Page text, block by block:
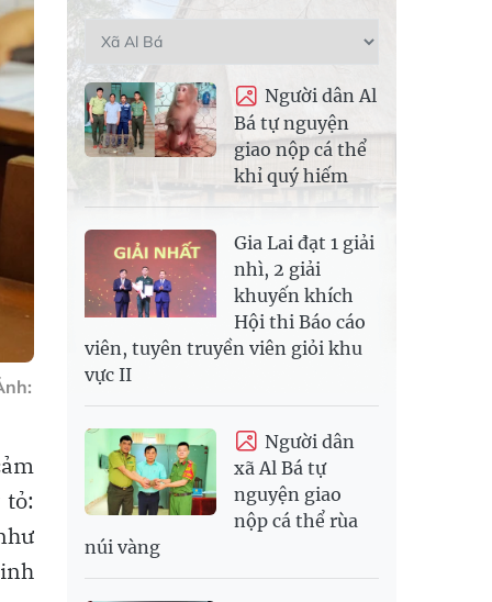
Người dân Al
Bá tự nguyện
giao nộp cá thể
khỉ quý hiếm
Gia Lai đạt 1 giải
nhì, 2 giải
khuyến khích
Hội thi Báo cáo
viên, tuyên truyền viên giỏi khu
vực II
Người dân
xã Al Bá tự
nguyện giao
nộp cá thể rùa
núi vàng